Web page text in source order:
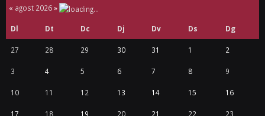
« agost 2026»
Dl Dt Dc Dj Dv Ds Dg
27 28 29 30 31 1 2
3 4 5 6 7 8 9
10 11 12 13 14 15 16
17 18 19 20 21 22 23